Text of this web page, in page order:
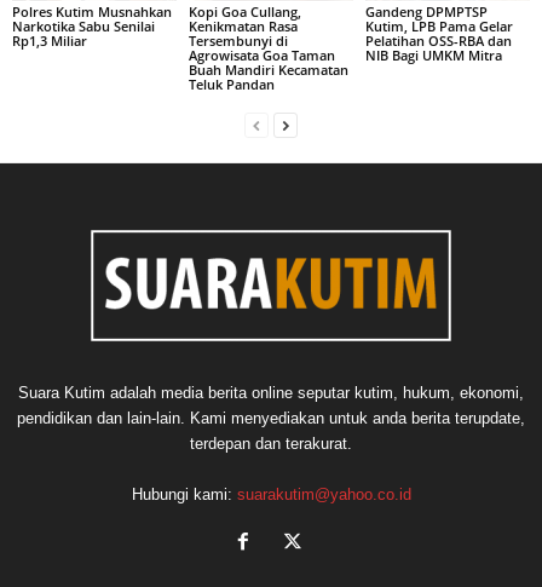
Polres Kutim Musnahkan
Narkotika Sabu Senilai
Rp1,3 Miliar
Kopi Goa Cullang,
Kenikmatan Rasa
Tersembunyi di
Agrowisata Goa Taman
Buah Mandiri Kecamatan
Teluk Pandan
Gandeng DPMPTSP
Kutim, LPB Pama Gelar
Pelatihan OSS-RBA dan
NIB Bagi UMKM Mitra
Suara Kutim adalah media berita online seputar kutim, hukum, ekonomi,
pendidikan dan lain-lain. Kami menyediakan untuk anda berita terupdate,
terdepan dan terakurat.
Hubungi kami: suarakutim@yahoo.co.id